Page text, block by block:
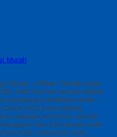
Murah
Murah – Pilihan Terbaik untuk
1060 Momen wisuda adalah
perjalanan pendidikan anak—
Dasar (SD) yang sedang
sebagai seremoni, wisuda
atas pencapaian anak
itulah, kebutuhan akan…